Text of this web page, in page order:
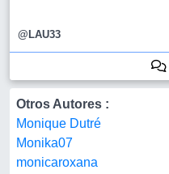
@LAU33
Otros Autores :
Monique Dutré
Monika07
monicaroxana